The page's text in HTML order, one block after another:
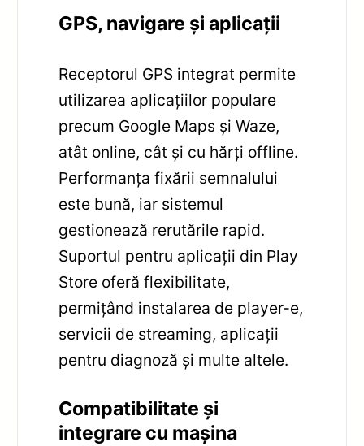
GPS, navigare și aplicații
Receptorul GPS integrat permite
utilizarea aplicațiilor populare
precum Google Maps și Waze,
atât online, cât și cu hărți offline.
Performanța fixării semnalului
este bună, iar sistemul
gestionează rerutările rapid.
Suportul pentru aplicații din Play
Store oferă flexibilitate,
permițând instalarea de player-e,
servicii de streaming, aplicații
pentru diagnoză și multe altele.
Compatibilitate și
integrare cu mașina